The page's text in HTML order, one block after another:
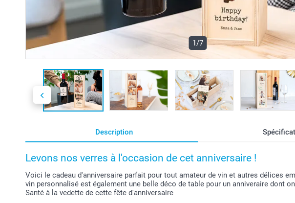
1/7
Description
Levons nos verres à l'occasion de cet anniversaire !
Voici le cadeau d'anniversaire parfait pour tout amateur de vin et autres délices
vin personnalisé est également une belle déco de table pour un anniveraire dont
Santé à la vedette de cette fête d'anniversaire